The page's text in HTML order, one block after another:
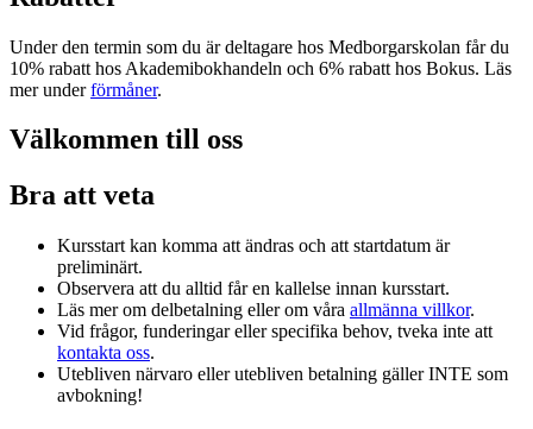
Under den termin som du är deltagare hos Medborgarskolan får du
10% rabatt hos Akademibokhandeln och 6% rabatt hos Bokus. Läs
mer underförmåner.
Välkommen till oss
Bra att veta
Kursstart kan komma att ändras och att startdatum är
preliminärt.
Observera att du alltid får en kallelse innan kursstart.
Läs mer om delbetalning eller om våra allmänna villkor.
Vid frågor, funderingar eller specifika behov, tveka inte att
kontakta oss.
Utebliven närvaro eller utebliven betalning gäller INTE som
avbokning!